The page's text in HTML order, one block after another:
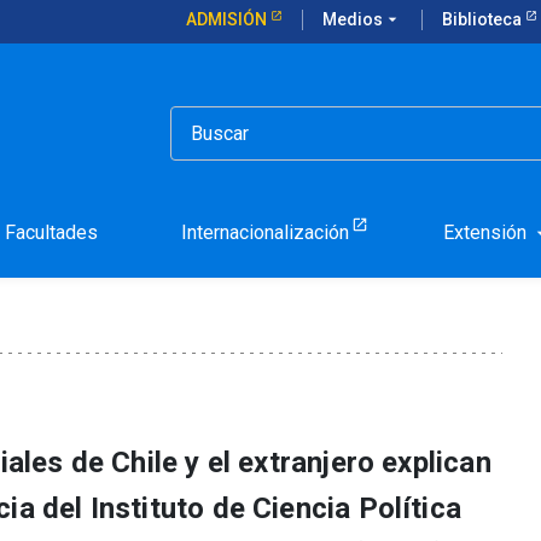
ADMISIÓN Medios arrow_drop_down Biblioteca
Facultades Internacionalización Extensión
tras pasar por la
2019
de Chile y el extranjero explican
del Instituto de Ciencia Política